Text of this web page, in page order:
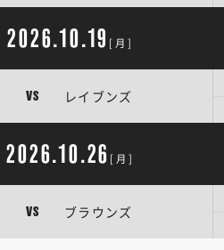
2026.10.19 [月]
VS レイブンズ
2026.10.26 [月]
VS ブラウンズ